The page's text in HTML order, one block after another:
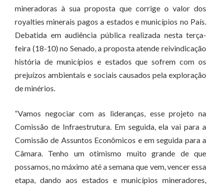
mineradoras à sua proposta que corrige o valor dos
royalties minerais pagos a estados e municípios no País.
Debatida em audiência pública realizada nesta terça-
feira (18-10) no Senado, a proposta atende reivindicação
história de municípios e estados que sofrem com os
prejuízos ambientais e sociais causados pela exploração
de minérios.
“Vamos negociar com as lideranças, esse projeto na
Comissão de Infraestrutura. Em seguida, ela vai para a
Comissão de Assuntos Econômicos e em seguida para a
Câmara. Tenho um otimismo muito grande de que
possamos, no máximo até a semana que vem, vencer essa
etapa, dando aos estados e municípios mineradores,